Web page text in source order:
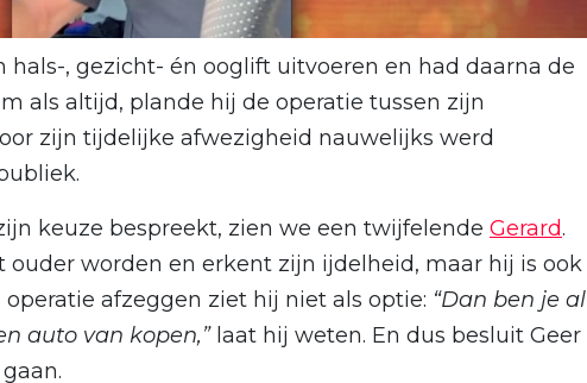
hals-, gezicht- én ooglift uitvoeren en had daarna de
als altijd, plande hij de operatie tussen zijn
zijn tijdelijke afwezigheid nauwelijks werd
keuze bespreekt, zien we een twijfelende Gerard.
worden en erkent zijn ijdelheid, maar hij is ook
afzeggen ziet hij niet als optie: “Dan ben je al
auto van kopen,” laat hij weten. En dus besluit Geer